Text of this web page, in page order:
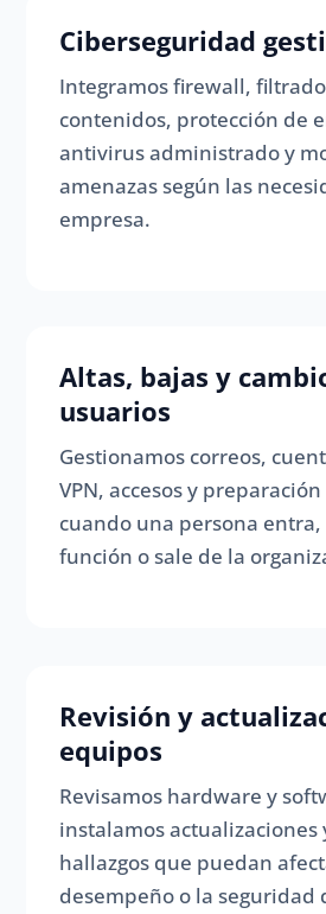
Ciberseguridad
Integramos firewall,
contenidos, protección de
antivirus administrado y
amenazas según las
empresa.
Altas, bajas y
usuarios
Gestionamos correos,
VPN, accesos y
cuando una persona
función o sale de la
Revisión y
equipos
Revisamos hardware y
instalamos actualizaciones
hallazgos que puedan
desempeño o la seguridad